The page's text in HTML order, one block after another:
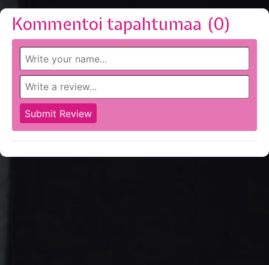
Kommentoi tapahtumaa (0)